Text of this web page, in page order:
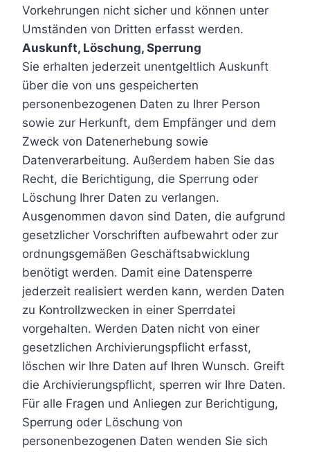
Vorkehrungen nicht sicher und können unter
Umständen von Dritten erfasst werden.
Auskunft, Löschung, Sperrung
Sie erhalten jederzeit unentgeltlich Auskunft
über die von uns gespeicherten
personenbezogenen Daten zu Ihrer Person
sowie zur Herkunft, dem Empfänger und dem
Zweck von Datenerhebung sowie
Datenverarbeitung. Außerdem haben Sie das
Recht, die Berichtigung, die Sperrung oder
Löschung Ihrer Daten zu verlangen.
Ausgenommen davon sind Daten, die aufgrund
gesetzlicher Vorschriften aufbewahrt oder zur
ordnungsgemäßen Geschäftsabwicklung
benötigt werden. Damit eine Datensperre
jederzeit realisiert werden kann, werden Daten
zu Kontrollzwecken in einer Sperrdatei
vorgehalten. Werden Daten nicht von einer
gesetzlichen Archivierungspflicht erfasst,
löschen wir Ihre Daten auf Ihren Wunsch. Greift
die Archivierungspflicht, sperren wir Ihre Daten.
Für alle Fragen und Anliegen zur Berichtigung,
Sperrung oder Löschung von
personenbezogenen Daten wenden Sie sich